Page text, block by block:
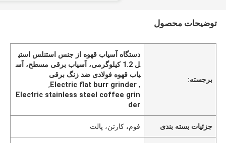
توضیحات محصول
برجسته:
دستگاه آسیاب قهوه از جنس استنلس استی
ل 1.2 کیلوگرمی، آسیاب برقی مسطح، آس
یاب قهوه فولادی ضد زنگ برقی
,
Electric flat burr grinder
,
Electric stainless steel coffee grin
der
جزئیات بسته بندی فوم، کارتن، پالت